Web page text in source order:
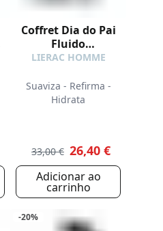
Coffret Dia do Pai
Fluido
Antienvelhecimento
GRÁTIS
LIERAC HOMME
Suaviza - Refirma -
Hidrata
33,00 € 26,40 €
Adicionar ao
carrinho
-20%